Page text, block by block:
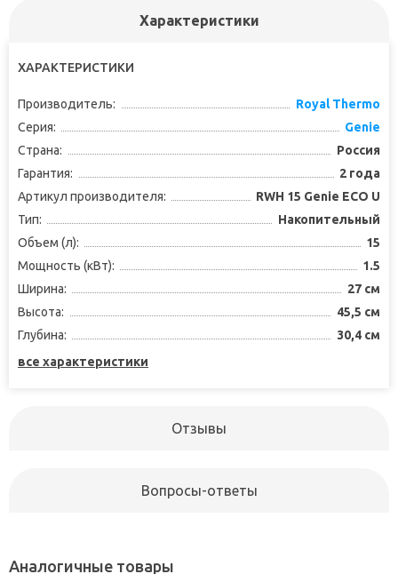
Характеристики
ХАРАКТЕРИСТИКИ
Производитель:
Royal Thermo
Серия:
Genie
Страна:
Россия
Гарантия:
2 года
Артикул производителя:
RWH 15 Genie ECO U
Тип:
Накопительный
Объем (л):
15
Мощность (кВт):
1.5
Ширина:
27 см
Высота:
45,5 см
Глубина:
30,4 см
все характеристики
Отзывы
Вопросы-ответы
Аналогичные товары